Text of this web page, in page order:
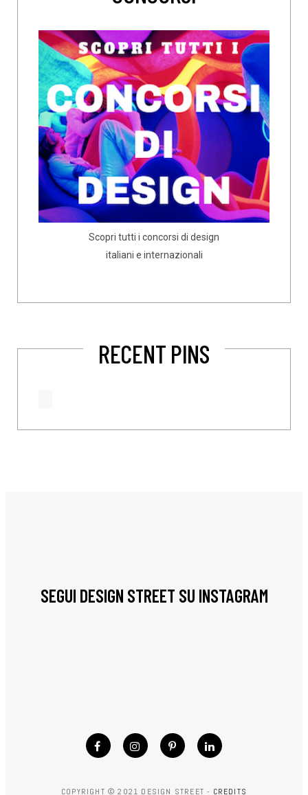
Scopri tutti i concorsi di design
italiani e internazionali
RECENT PINS
SEGUI DESIGN STREET SU INSTAGRAM
COPYRIGHT © 2021 DESIGN STREET - CREDITS